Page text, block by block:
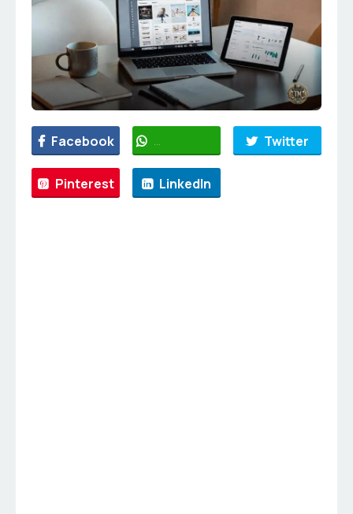
Facebook WhatsApp Twitter
Pinterest LinkedIn